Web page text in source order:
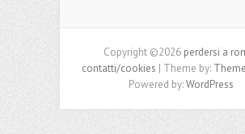
Copyright ©2026 perdersi a
contatti/cookies | Theme by:
Powered by:WordPress